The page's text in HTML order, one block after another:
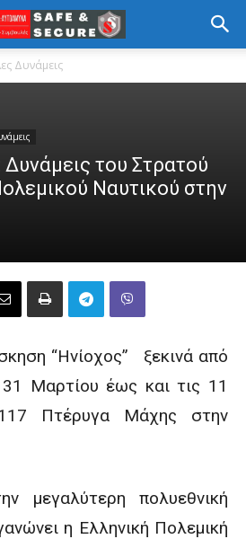
Δυνάμεις
Δυνάμεις του Στρατού
Ναυτικού στην
“Ηνίοχος”
ξεκινά από
Μαρτίου έως και τις 11
Πτέρυγα Μάχης στην
μεγαλύτερη πολυεθνική
η Ελληνική Πολεμική